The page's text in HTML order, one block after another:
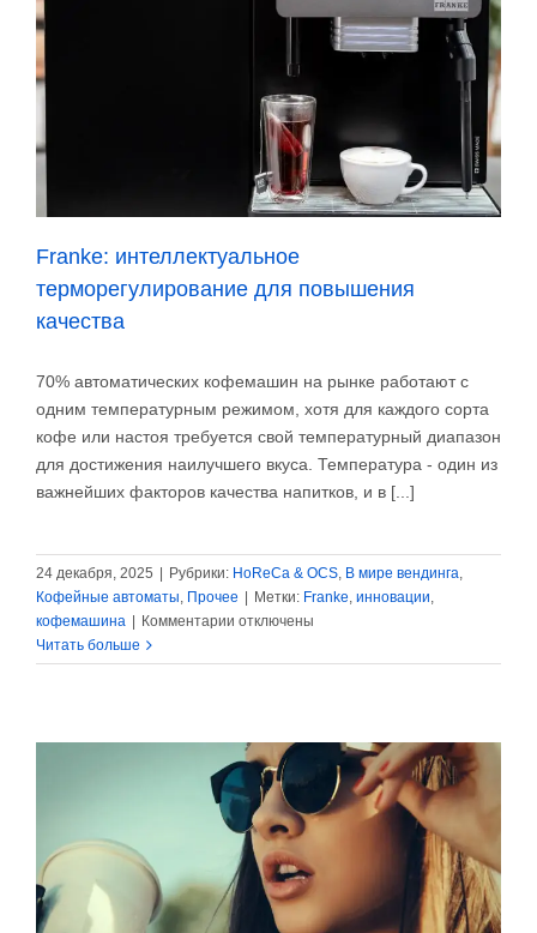
Franke: интеллектуальное
терморегулирование для повышения
качества
70% автоматических кофемашин на рынке работают с
одним температурным режимом, хотя для каждого сорта
кофе или настоя требуется свой температурный диапазон
для достижения наилучшего вкуса. Температура - один из
важнейших факторов качества напитков, и в [...]
24 декабря, 2025 | Рубрики: HoReCa & OCS В мире вендинга
Кофейные автоматы Прочее | Метки: Franke инновации
кофемашина | Комментарии к
Franke:
для
повышения
качества
отключены
Читать больше